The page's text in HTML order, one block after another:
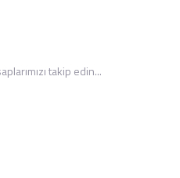
takip edin...